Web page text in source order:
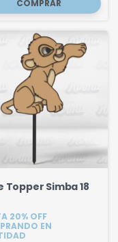
Topper Simba 18
20% OFF
EN